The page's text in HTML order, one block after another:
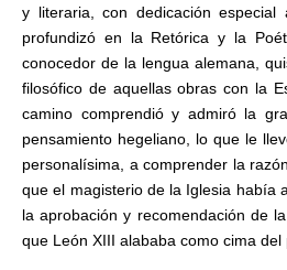
y literaria, con dedicación especial
profundizó en la Retórica y la
conocedor de la lengua alemana,
filosófico de aquellas obras con la
camino comprendió y admiró la
pensamiento hegeliano, lo que le
personalísima, a comprender la
que el magisterio de la Iglesia había
la aprobación y recomendación de
que León XIII alababa como cima del